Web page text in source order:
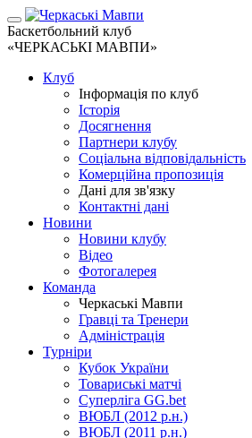
Баскетбольний клуб
«ЧЕРКАСЬКІ МАВПИ»
Клуб
Інформація по клуб
Історія
Досягнення
Партнери клубу
Соціальна відповідальність
Комерційна пропозиція
Дані для зв'язку
Контактні дані
Новини
Новини клубу
Відео
Фотогалерея
Команда
Черкаські Мавпи
Гравці та Тренери
Адміністрація
Турніри
Кубок України
Товариські матчі
Суперліга GG.bet
ВЮБЛ (2012 р.н.)
ВЮБЛ (2011 р.н.)